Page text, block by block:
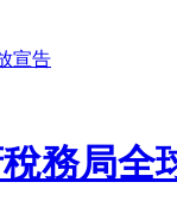
宣告
務局全